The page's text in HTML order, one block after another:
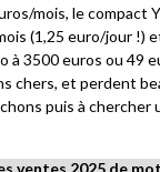
mois, le compact
(1,25 euro/jour !)
à 3500 euros ou 49
chers, et perdent
puis à chercher
ventes 2025 de